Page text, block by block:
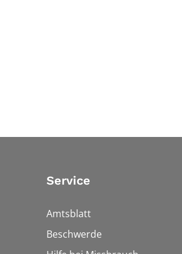
Service
Amtsblatt
Beschwerde